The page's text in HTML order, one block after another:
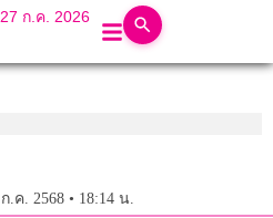
27 ก.ค. 2026
.ค. 2568 • 18:14 น.